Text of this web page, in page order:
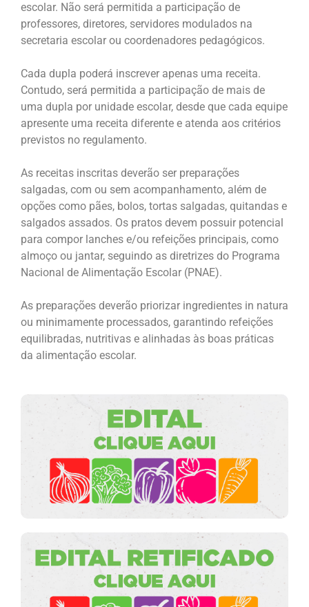
escolar. Não será permitida a participação de
professores, diretores, servidores modulados na
secretaria escolar ou coordenadores pedagógicos.
Cada dupla poderá inscrever apenas uma receita.
Contudo, será permitida a participação de mais de
uma dupla por unidade escolar, desde que cada equipe
apresente uma receita diferente e atenda aos critérios
previstos no regulamento.
As receitas inscritas deverão ser preparações
salgadas, com ou sem acompanhamento, além de
opções como pães, bolos, tortas salgadas, quitandas e
salgados assados. Os pratos devem possuir potencial
para compor lanches e/ou refeições principais, como
almoço ou jantar, seguindo as diretrizes do Programa
Nacional de Alimentação Escolar (PNAE).
As preparações deverão priorizar ingredientes in natura
ou minimamente processados, garantindo refeições
equilibradas, nutritivas e alinhadas às boas práticas
da alimentação escolar.